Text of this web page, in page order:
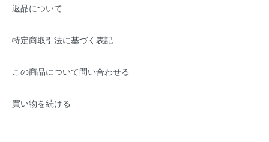
返品について
特定商取引法に基づく表記
この商品について問い合わせる
買い物を続ける